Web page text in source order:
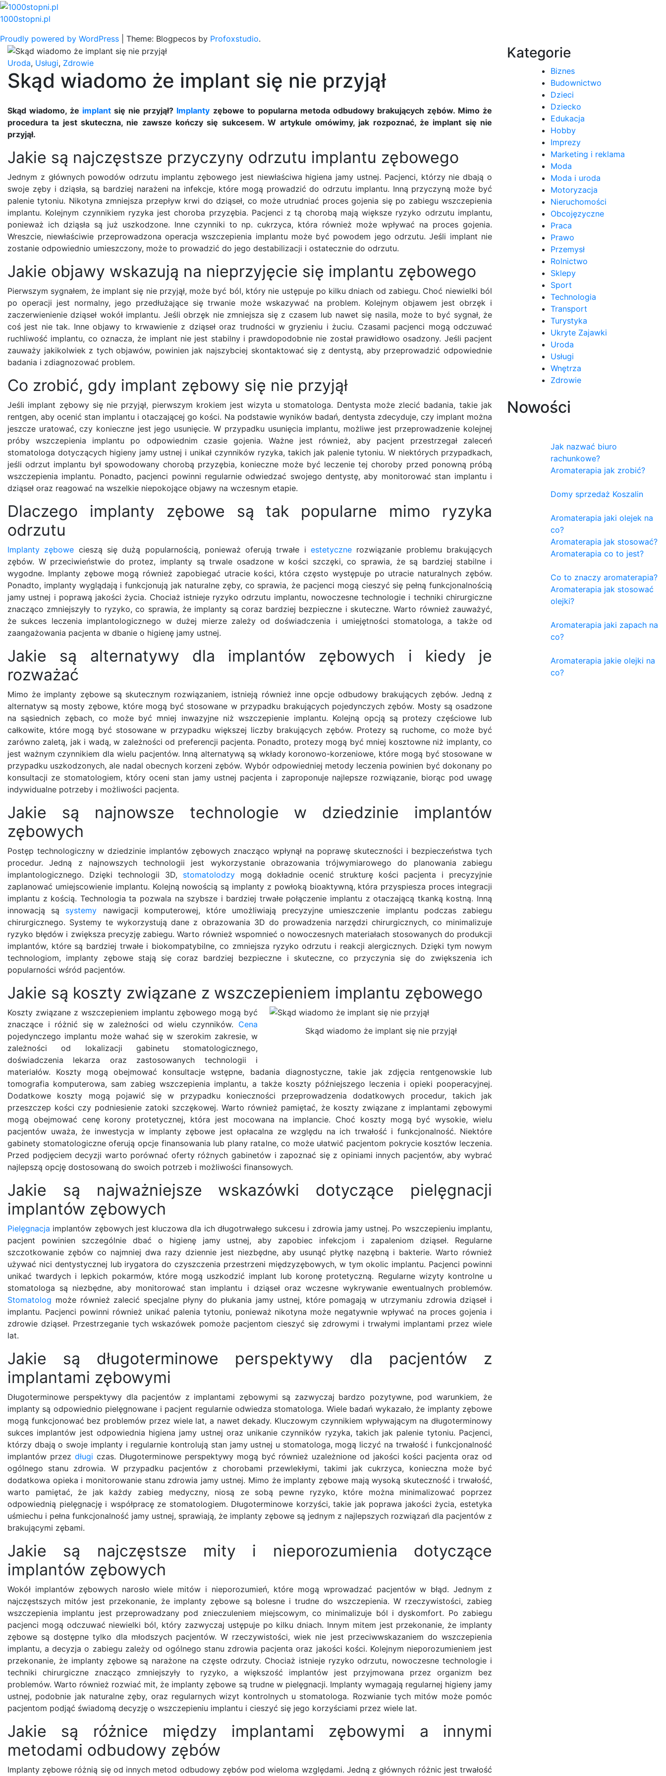
Skip
to
1000stopni.pl
Proudly powered by WordPress
Theme: Blogpecos by Profoxstudio.
Uroda, Usługi, Zdrowie
Skąd wiadomo że implant się nie przyjął
Skąd wiadomo, że implant się nie przyjął? Implanty zębowe to popularna metoda odbudowy brakujących zębów. Mimo że
procedura ta jest skuteczna, nie zawsze kończy się sukcesem. W artykule omówimy, jak rozpoznać, że implant się nie
przyjął.
Jakie są najczęstsze przyczyny odrzutu implantu zębowego
Jednym z głównych powodów odrzutu implantu zębowego jest niewłaściwa higiena jamy ustnej. Pacjenci, którzy nie dbają o
swoje zęby i dziąsła, są bardziej narażeni na infekcje, które mogą prowadzić do odrzutu implantu. Inną przyczyną może być
palenie tytoniu. Nikotyna zmniejsza przepływ krwi do dziąseł, co może utrudniać proces gojenia się po zabiegu wszczepienia
implantu. Kolejnym czynnikiem ryzyka jest choroba przyzębia. Pacjenci z tą chorobą mają większe ryzyko odrzutu implantu,
ponieważ ich dziąsła są już uszkodzone. Inne czynniki to np. cukrzyca, która również może wpływać na proces gojenia.
Wreszcie, niewłaściwie przeprowadzona operacja wszczepienia implantu może być powodem jego odrzutu. Jeśli implant nie
zostanie odpowiednio umieszczony, może to prowadzić do jego destabilizacji i ostatecznie do odrzutu.
Jakie objawy wskazują na nieprzyjęcie się implantu zębowego
Pierwszym sygnałem, że implant się nie przyjął, może być ból, który nie ustępuje po kilku dniach od zabiegu. Choć niewielki ból
po operacji jest normalny, jego przedłużające się trwanie może wskazywać na problem. Kolejnym objawem jest obrzęk i
zaczerwienienie dziąseł wokół implantu. Jeśli obrzęk nie zmniejsza się z czasem lub nawet się nasila, może to być sygnał, że
coś jest nie tak. Inne objawy to krwawienie z dziąseł oraz trudności w gryzieniu i żuciu. Czasami pacjenci mogą odczuwać
ruchliwość implantu, co oznacza, że implant nie jest stabilny i prawdopodobnie nie został prawidłowo osadzony. Jeśli pacjent
zauważy jakikolwiek z tych objawów, powinien jak najszybciej skontaktować się z dentystą, aby przeprowadzić odpowiednie
badania i zdiagnozować problem.
Co zrobić, gdy implant zębowy się nie przyjął
Jeśli implant zębowy się nie przyjął, pierwszym krokiem jest wizyta u stomatologa. Dentysta może zlecić badania, takie jak
rentgen, aby ocenić stan implantu i otaczającej go kości. Na podstawie wyników badań, dentysta zdecyduje, czy implant można
jeszcze uratować, czy konieczne jest jego usunięcie. W przypadku usunięcia implantu, możliwe jest przeprowadzenie kolejnej
próby wszczepienia implantu po odpowiednim czasie gojenia. Ważne jest również, aby pacjent przestrzegał zaleceń
stomatologa dotyczących higieny jamy ustnej i unikał czynników ryzyka, takich jak palenie tytoniu. W niektórych przypadkach,
jeśli odrzut implantu był spowodowany chorobą przyzębia, konieczne może być leczenie tej choroby przed ponowną próbą
wszczepienia implantu. Ponadto, pacjenci powinni regularnie odwiedzać swojego dentystę, aby monitorować stan implantu i
dziąseł oraz reagować na wszelkie niepokojące objawy na wczesnym etapie.
Dlaczego implanty zębowe są tak popularne mimo ryzyka
odrzutu
Implanty zębowe cieszą się dużą popularnością, ponieważ oferują trwałe iestetyczne rozwiązanie problemu brakujących
zębów. W przeciwieństwie do protez, implanty są trwale osadzone w kości szczęki, co sprawia, że są bardziej stabilne i
wygodne. Implanty zębowe mogą również zapobiegać utracie kości, która często występuje po utracie naturalnych zębów.
Ponadto, implanty wyglądają i funkcjonują jak naturalne zęby, co sprawia, że pacjenci mogą cieszyć się pełną funkcjonalnością
jamy ustnej i poprawą jakości życia. Chociaż istnieje ryzyko odrzutu implantu, nowoczesne technologie i techniki chirurgiczne
znacząco zmniejszyły to ryzyko, co sprawia, że implanty są coraz bardziej bezpieczne i skuteczne. Warto również zauważyć,
że sukces leczenia implantologicznego w dużej mierze zależy od doświadczenia i umiejętności stomatologa, a także od
zaangażowania pacjenta w dbanie o higienę jamy ustnej.
Jakie są alternatywy dla implantów zębowych i kiedy je
rozważać
Mimo że implanty zębowe są skutecznym rozwiązaniem, istnieją również inne opcje odbudowy brakujących zębów. Jedną z
alternatyw są mosty zębowe, które mogą być stosowane w przypadku brakujących pojedynczych zębów. Mosty są osadzone
na sąsiednich zębach, co może być mniej inwazyjne niż wszczepienie implantu. Kolejną opcją są protezy częściowe lub
całkowite, które mogą być stosowane w przypadku większej liczby brakujących zębów. Protezy są ruchome, co może być
zarówno zaletą, jak i wadą, w zależności od preferencji pacjenta. Ponadto, protezy mogą być mniej kosztowne niż implanty, co
jest ważnym czynnikiem dla wielu pacjentów. Inną alternatywą są wkłady koronowo-korzeniowe, które mogą być stosowane w
przypadku uszkodzonych, ale nadal obecnych korzeni zębów. Wybór odpowiedniej metody leczenia powinien być dokonany po
konsultacji ze stomatologiem, który oceni stan jamy ustnej pacjenta i zaproponuje najlepsze rozwiązanie, biorąc pod uwagę
indywidualne potrzeby i możliwości pacjenta.
Jakie są najnowsze technologie w dziedzinie implantów
zębowych
Postęp technologiczny w dziedzinie implantów zębowych znacząco wpłynął na poprawę skuteczności i bezpieczeństwa tych
procedur. Jedną z najnowszych technologii jest wykorzystanie obrazowania trójwymiarowego do planowania zabiegu
implantologicznego. Dzięki technologii 3D, stomatolodzy mogą dokładnie ocenić strukturę kości pacjenta i precyzyjnie
zaplanować umiejscowienie implantu. Kolejną nowością są implanty z powłoką bioaktywną, która przyspiesza proces integracji
implantu z kością. Technologia ta pozwala na szybsze i bardziej trwałe połączenie implantu z otaczającą tkanką kostną. Inną
innowacją są systemy nawigacji komputerowej, które umożliwiają precyzyjne umieszczenie implantu podczas zabiegu
chirurgicznego. Systemy te wykorzystują dane z obrazowania 3D do prowadzenia narzędzi chirurgicznych, co minimalizuje
ryzyko błędów i zwiększa precyzję zabiegu. Warto również wspomnieć o nowoczesnych materiałach stosowanych do produkcji
implantów, które są bardziej trwałe i biokompatybilne, co zmniejsza ryzyko odrzutu i reakcji alergicznych. Dzięki tym nowym
technologiom, implanty zębowe stają się coraz bardziej bezpieczne i skuteczne, co przyczynia się do zwiększenia ich
popularności wśród pacjentów.
Jakie są koszty związane z wszczepieniem implantu zębowego
Skąd wiadomo że implant się nie przyjął
Koszty związane z wszczepieniem implantu zębowego mogą być
znaczące i różnić się w zależności od wielu czynników. Cena
pojedynczego implantu może wahać się w szerokim zakresie, w
zależności od lokalizacji gabinetu stomatologicznego,
doświadczenia lekarza oraz zastosowanych technologii i
materiałów. Koszty mogą obejmować konsultacje wstępne, badania diagnostyczne, takie jak zdjęcia rentgenowskie lub
tomografia komputerowa, sam zabieg wszczepienia implantu, a także koszty późniejszego leczenia i opieki pooperacyjnej.
Dodatkowe koszty mogą pojawić się w przypadku konieczności przeprowadzenia dodatkowych procedur, takich jak
przeszczep kości czy podniesienie zatoki szczękowej. Warto również pamiętać, że koszty związane z implantami zębowymi
mogą obejmować cenę korony protetycznej, która jest mocowana na implancie. Choć koszty mogą być wysokie, wielu
pacjentów uważa, że inwestycja w implanty zębowe jest opłacalna ze względu na ich trwałość i funkcjonalność. Niektóre
gabinety stomatologiczne oferują opcje finansowania lub plany ratalne, co może ułatwić pacjentom pokrycie kosztów leczenia.
Przed podjęciem decyzji warto porównać oferty różnych gabinetów i zapoznać się z opiniami innych pacjentów, aby wybrać
najlepszą opcję dostosowaną do swoich potrzeb i możliwości finansowych.
Jakie są najważniejsze wskazówki dotyczące pielęgnacji
implantów zębowych
Pielęgnacja implantów zębowych jest kluczowa dla ich długotrwałego sukcesu i zdrowia jamy ustnej. Po wszczepieniu implantu,
pacjent powinien szczególnie dbać o higienę jamy ustnej, aby zapobiec infekcjom i zapaleniom dziąseł. Regularne
szczotkowanie zębów co najmniej dwa razy dziennie jest niezbędne, aby usunąć płytkę nazębną i bakterie. Warto również
używać nici dentystycznej lub irygatora do czyszczenia przestrzeni międzyzębowych, w tym okolic implantu. Pacjenci powinni
unikać twardych i lepkich pokarmów, które mogą uszkodzić implant lub koronę protetyczną. Regularne wizyty kontrolne u
stomatologa są niezbędne, aby monitorować stan implantu i dziąseł oraz wczesne wykrywanie ewentualnych problemów.
Stomatolog może również zalecić specjalne płyny do płukania jamy ustnej, które pomagają w utrzymaniu zdrowia dziąseł i
implantu. Pacjenci powinni również unikać palenia tytoniu, ponieważ nikotyna może negatywnie wpływać na proces gojenia i
zdrowie dziąseł. Przestrzeganie tych wskazówek pomoże pacjentom cieszyć się zdrowymi i trwałymi implantami przez wiele
lat.
Jakie są długoterminowe perspektywy dla pacjentów z
implantami zębowymi
Długoterminowe perspektywy dla pacjentów z implantami zębowymi są zazwyczaj bardzo pozytywne, pod warunkiem, że
implanty są odpowiednio pielęgnowane i pacjent regularnie odwiedza stomatologa. Wiele badań wykazało, że implanty zębowe
mogą funkcjonować bez problemów przez wiele lat, a nawet dekady. Kluczowym czynnikiem wpływającym na długoterminowy
sukces implantów jest odpowiednia higiena jamy ustnej oraz unikanie czynników ryzyka, takich jak palenie tytoniu. Pacjenci,
którzy dbają o swoje implanty i regularnie kontrolują stan jamy ustnej u stomatologa, mogą liczyć na trwałość i funkcjonalność
implantów przez długi czas. Długoterminowe perspektywy mogą być również uzależnione od jakości kości pacjenta oraz od
ogólnego stanu zdrowia. W przypadku pacjentów z chorobami przewlekłymi, takimi jak cukrzyca, konieczna może być
dodatkowa opieka i monitorowanie stanu zdrowia jamy ustnej. Mimo że implanty zębowe mają wysoką skuteczność i trwałość,
warto pamiętać, że jak każdy zabieg medyczny, niosą ze sobą pewne ryzyko, które można minimalizować poprzez
odpowiednią pielęgnację i współpracę ze stomatologiem. Długoterminowe korzyści, takie jak poprawa jakości życia, estetyka
uśmiechu i pełna funkcjonalność jamy ustnej, sprawiają, że implanty zębowe są jednym z najlepszych rozwiązań dla pacjentów z
brakującymi zębami.
Jakie są najczęstsze mity i nieporozumienia dotyczące
implantów zębowych
Wokół implantów zębowych narosło wiele mitów i nieporozumień, które mogą wprowadzać pacjentów w błąd. Jednym z
najczęstszych mitów jest przekonanie, że implanty zębowe są bolesne i trudne do wszczepienia. W rzeczywistości, zabieg
wszczepienia implantu jest przeprowadzany pod znieczuleniem miejscowym, co minimalizuje ból i dyskomfort. Po zabiegu
pacjenci mogą odczuwać niewielki ból, który zazwyczaj ustępuje po kilku dniach. Innym mitem jest przekonanie, że implanty
zębowe są dostępne tylko dla młodszych pacjentów. W rzeczywistości, wiek nie jest przeciwwskazaniem do wszczepienia
implantu, a decyzja o zabiegu zależy od ogólnego stanu zdrowia pacjenta oraz jakości kości. Kolejnym nieporozumieniem jest
przekonanie, że implanty zębowe są narażone na częste odrzuty. Chociaż istnieje ryzyko odrzutu, nowoczesne technologie i
techniki chirurgiczne znacząco zmniejszyły to ryzyko, a większość implantów jest przyjmowana przez organizm bez
problemów. Warto również rozwiać mit, że implanty zębowe są trudne w pielęgnacji. Implanty wymagają regularnej higieny jamy
ustnej, podobnie jak naturalne zęby, oraz regularnych wizyt kontrolnych u stomatologa. Rozwianie tych mitów może pomóc
pacjentom podjąć świadomą decyzję o wszczepieniu implantu i cieszyć się jego korzyściami przez wiele lat.
Jakie są różnice między implantami zębowymi a innymi
metodami odbudowy zębów
Implanty zębowe różnią się od innych metod odbudowy zębów pod wieloma względami. Jedną z głównych różnic jest trwałość
Kategorie
Biznes
Budownictwo
Dzieci
Dziecko
Edukacja
Hobby
Imprezy
Marketing i reklama
Moda
Moda i uroda
Motoryzacja
Nieruchomości
Obcojęzyczne
Praca
Prawo
Przemysł
Rolnictwo
Sklepy
Sport
Technologia
Transport
Turystyka
Ukryte Zajawki
Uroda
Usługi
Wnętrza
Zdrowie
Nowości
Jak nazwać biuro
rachunkowe?
Aromaterapia jak zrobić?
Domy sprzedaż Koszalin
Aromaterapia jaki olejek na
co?
Aromaterapia jak stosować?
Aromaterapia co to jest?
Co to znaczy aromaterapia?
Aromaterapia jak stosować
olejki?
Aromaterapia jaki zapach na
co?
Aromaterapia jakie olejki na
co?